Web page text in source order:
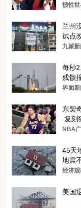
后嘱
惯性
兰州
试点
家改
九派新
每秒
残骸
界面新
东契
复刻
者？
NBA
45天
地震
经济
美国